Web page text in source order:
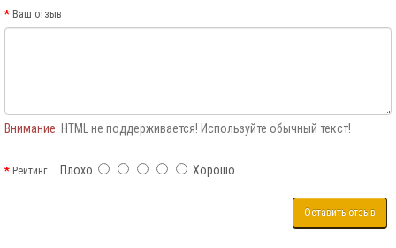
Ваш отзыв
Внимание: HTML не поддерживается! Используйте обычный текст!
РейтингПлохо Хорошо
Оставить отзыв